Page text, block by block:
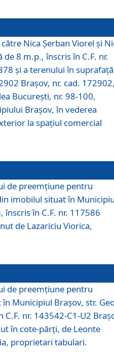
Nica Șerban Viorel și
8 m.p., înscris în C.F. nr.
și a terenului în
Brașov, nr. cad.
București, nr. 98-100,
Brașov, în vederea
la spațiul comercial
de preemţiune pentru
imobilul situat în
înscris în C.F. nr. 117586
de Lazariciu Viorica,
de preemţiune pentru
Municipiul Braşov, str.
nr. 143542-C1-U2
în cote-părți, de Leonte
proprietari tabulari.